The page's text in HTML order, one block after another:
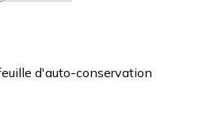
d'auto-conservation